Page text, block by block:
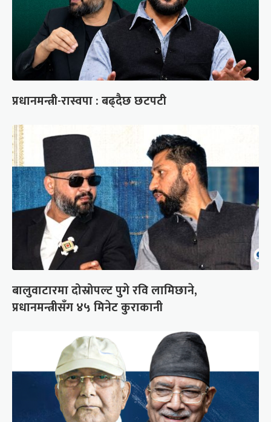
प्रधानमन्त्री-रास्वपा : बढ्दैछ छटपटी
बालुवाटारमा दोस्रोपल्ट पुगे रवि लामिछाने,
प्रधानमन्त्रीसँग ४५ मिनेट कुराकानी